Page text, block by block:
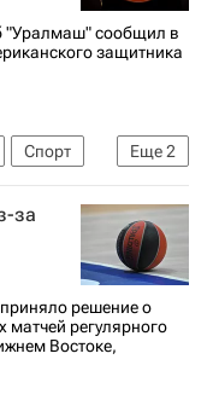
"Уралмаш" сообщил в
защитника
Еще2
Спорт
за
решение о
матчей регулярного
Востоке,